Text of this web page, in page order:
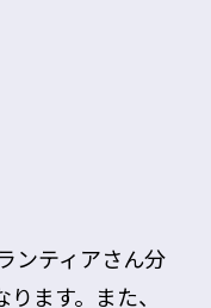
ンティアさん分
ります。また、